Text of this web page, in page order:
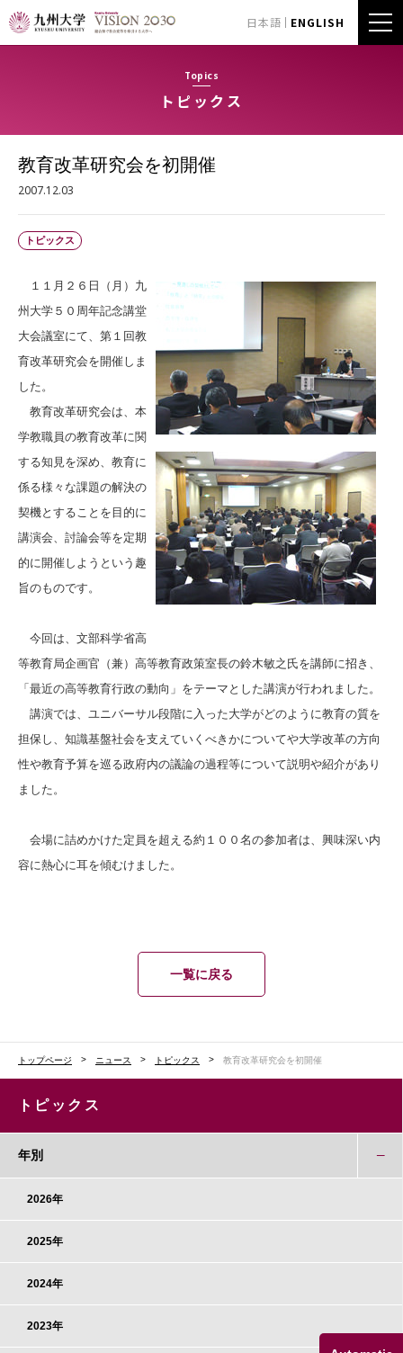
日本語 ENGLISH
Topics
トピックス
教育改革研究会を初開催
2007.12.03
トピックス
１１月２６日（月）九
州大学５０周年記念講堂
大会議室にて、第１回教
育改革研究会を開催しま
した。
教育改革研究会は、本
学教職員の教育改革に関
する知見を深め、教育に
係る様々な課題の解決の
契機とすることを目的に
講演会、討論会等を定期
的に開催しようという趣
旨のものです。
今回は、文部科学省高
等教育局企画官（兼）高等教育政策室長の鈴木敏之氏を講師に招き、
「最近の高等教育行政の動向」をテーマとした講演が行われました。
講演では、ユニバーサル段階に入った大学がどのように教育の質を
担保し、知識基盤社会を支えていくべきかについてや大学改革の方向
性や教育予算を巡る政府内の議論の過程等について説明や紹介があり
ました。
会場に詰めかけた定員を超える約１００名の参加者は、興味深い内
容に熱心に耳を傾むけました。
一覧に戻る
トップページ ニュース トピックス 教育改革研究会を初開催
トピックス
年別
2026年
2025年
2024年
2023年